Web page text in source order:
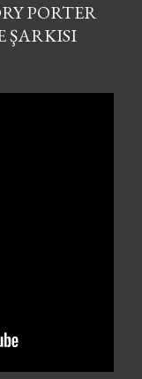
PORTER
ŞARKISI